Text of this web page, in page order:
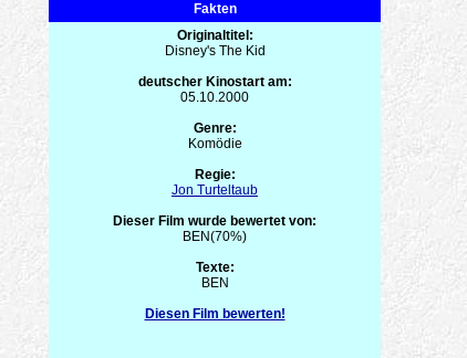
Fakten
Originaltitel:
Disney's The Kid
deutscher Kinostart am:
05.10.2000
Genre:
Komödie
Regie:
Jon Turteltaub
Dieser Film wurde bewertet von:
BEN(70%)
Texte:
BEN
Diesen Film bewerten!